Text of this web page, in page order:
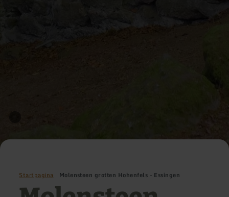
Startpagina Molensteen grotten Hohenfels - Essingen